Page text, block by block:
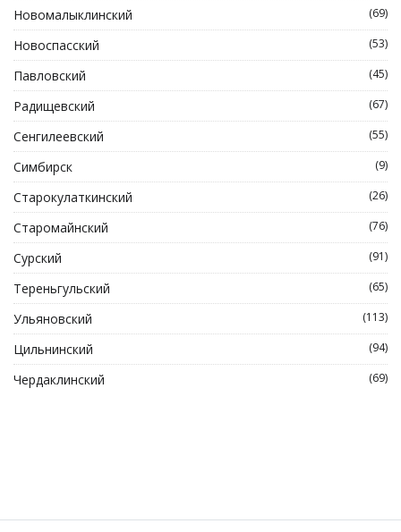
Новомалыклинский (69)
Новоспасский (53)
Павловский (45)
Радищевский (67)
Сенгилеевский (55)
Симбирск (9)
Старокулаткинский (26)
Старомайнский (76)
Сурский (91)
Тереньгульский (65)
Ульяновский (113)
Цильнинский (94)
Чердаклинский (69)